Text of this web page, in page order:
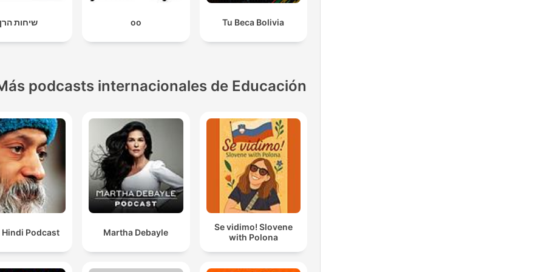
שיחות הרן oo Tu Beca Bolivia
podcasts internacionales de Educación
Hindi Podcast Martha Debayle
Se vidimo! Slovene
with Polona